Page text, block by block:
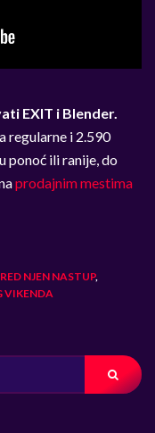
EXIT i Blender.
regularne i 2.590
ponoć ili ranije, do
prodajnim mestima
NJEN NASTUP,
VIKENDA